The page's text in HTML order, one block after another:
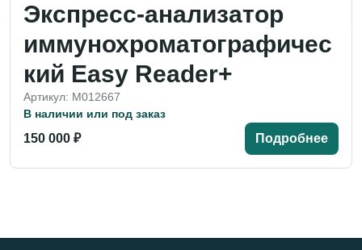
Экспресс-анализатор
иммунохроматографичес
кий Easy Reader+
Артикул: M012667
В наличии или под заказ
150 000 ₽ Подробнее